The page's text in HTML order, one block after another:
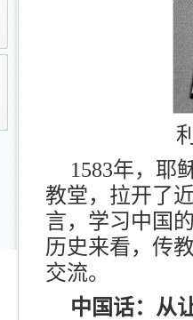
1583年，耶
教堂，拉开了
言，学习中国
历史来看，传
交流。
中国话：从